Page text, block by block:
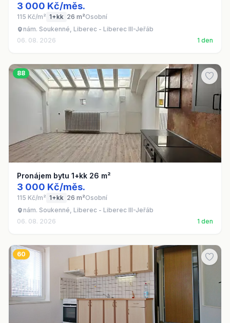
3 000 Kč/měs.
115 Kč/m² 1+kk 26 m²Osobní
nám. Soukenné, Liberec - Liberec III-Jeřáb
06. 08. 2026
1 den
88
Pronájem bytu 1+kk 26 m²
3 000 Kč/měs.
115 Kč/m² 1+kk 26 m²Osobní
nám. Soukenné, Liberec - Liberec III-Jeřáb
06. 08. 2026
1 den
60